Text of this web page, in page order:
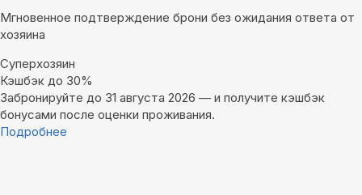
Мгновенное подтверждение брони без ожидания ответа от
хозяина
Суперхозяин
Кэшбэк до 30%
Забронируйте до 31 августа 2026 — и получите кэшбэк
бонусами после оценки проживания.
Подробнее